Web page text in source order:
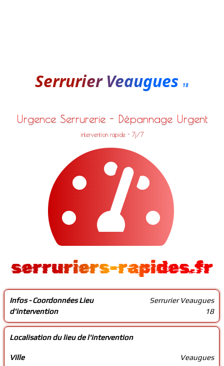
Serrurier Veaugues 18
Urgence Serrurerie - Dépannage Urgent
intervention rapide - 7j/7
serruriers-rapides.fr
Infos - Coordonnées Lieu
d'intervention
Serrurier Veaugues
18
Localisation du lieu de l'intervention
Ville Veaugues